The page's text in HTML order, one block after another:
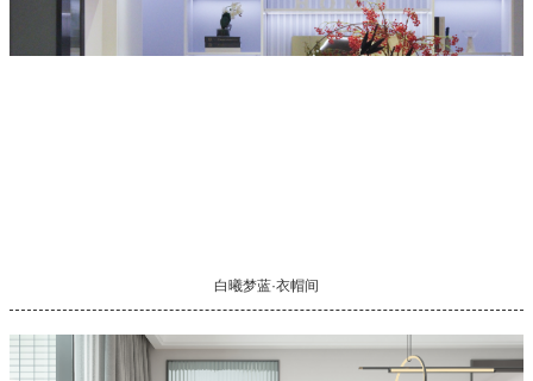
白曦梦蓝·衣帽间